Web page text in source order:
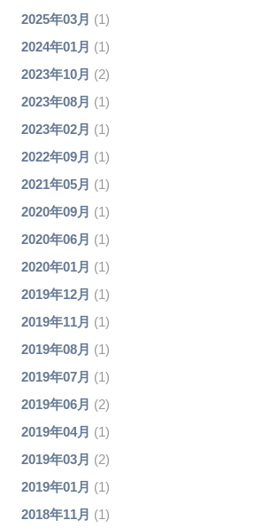
2025年03月 (1)
2024年01月 (1)
2023年10月 (2)
2023年08月 (1)
2023年02月 (1)
2022年09月 (1)
2021年05月 (1)
2020年09月 (1)
2020年06月 (1)
2020年01月 (1)
2019年12月 (1)
2019年11月 (1)
2019年08月 (1)
2019年07月 (1)
2019年06月 (2)
2019年04月 (1)
2019年03月 (2)
2019年01月 (1)
2018年11月 (1)